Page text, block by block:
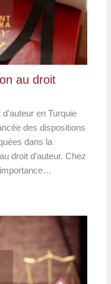
au droit
en Turquie
des dispositions
dans la
droit d’auteur. Chez